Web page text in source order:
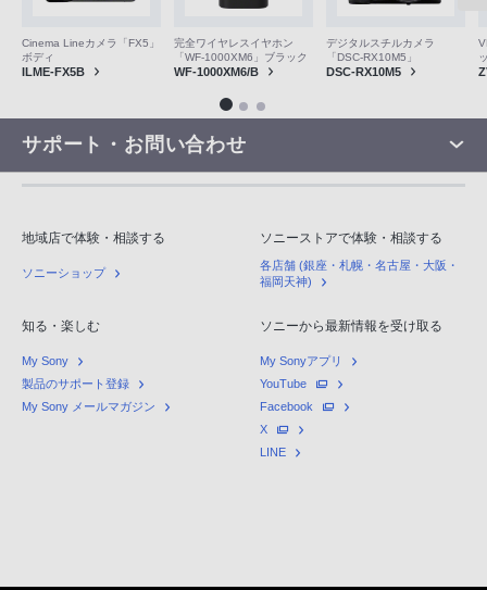
Cinema Lineカメラ「FX5」
ボディ
ILME-FX5B
完全ワイヤレスイヤホン
「WF-1000XM6」ブラック
WF-1000XM6/B
デジタルスチルカメラ
「DSC-RX10M5」
DSC-RX10M5
サポート・お問い合わせ
地域店で体験・相談する
ソニーショップ
ソニーストアで体験・相談する
各店舗 (銀座・札幌・名古屋・大阪・
福岡天神)
知る・楽しむ
My Sony
製品のサポート登録
My Sony メールマガジン
ソニーから最新情報を受け取る
My Sonyアプリ
YouTube
Facebook
X
LINE